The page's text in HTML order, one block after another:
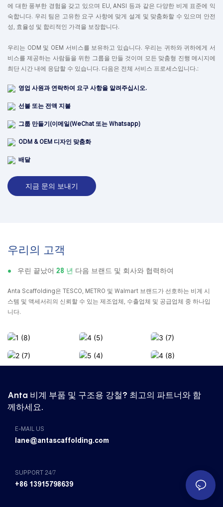
에 대한 풍부한 경험을 갖고 있으며 EU, ANSI 등과 같은 다양한 비계 표준에 익
숙합니다. 우리 팀은 고유한 요구 사항에 맞게 설계 및 맞춤화할 수 있으며 안전
성, 효율성 및 합리적인 가격을 보장합니다.
우리는 ODM 및 OEM 서비스를 보유하고 있습니다. 우리는 귀하와 귀하에게 서
비스를 제공하는 사람들을 위한 그룹을 만들 것이며 모든 맞춤형 진행 메시지에
최단 시간 내에 응답할 수 있습니다. 다음은 전체 서비스 프로세스입니다.:
영업 사원과 연락하여 요구 사항을 알려주십시오.
선불 또는 전액 지불
그룹 만들기(이메일(WeChat 또는 Whatsapp)
ODM & OEM 디자인 맞춤화
배달
지금 문의 보내기
우리의 고객
● 우린 끝났어 28 년 다음 브랜드 및 회사와 협력하여
Anta Scaffolding은 TESCO, METRO 및 Walmart 브랜드가 선호하는 비계 시
스템 및 액세서리의 신뢰할 수 있는 제조업체, 수출업체 및 공급업체 중 하나입
니다.
Anta 비계 부품 및 구조용 강철? 최고의 파트너와 함
께하세요.
E-MAIL US
lane@antascaffolding.com
SUPPORT 24/7
+86 13915798639